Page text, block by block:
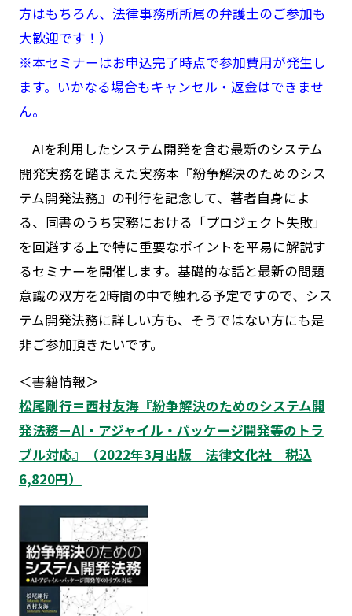
方はもちろん、法律事務所所属の弁護士のご参加も
大歓迎です！）
※本セミナーはお申込完了時点で参加費用が発生し
ます。いかなる場合もキャンセル・返金はできませ
ん。
AIを利用したシステム開発を含む最新のシステム
開発実務を踏まえた実務本『紛争解決のためのシス
テム開発法務』の刊行を記念して、著者自身によ
る、同書のうち実務における「プロジェクト失敗」
を回避する上で特に重要なポイントを平易に解説す
るセミナーを開催します。基礎的な話と最新の問題
意識の双方を2時間の中で触れる予定ですので、シス
テム開発法務に詳しい方も、そうではない方にも是
非ご参加頂きたいです。
＜書籍情報＞
松尾剛行＝西村友海『紛争解決のためのシステム開
発法務－AI・アジャイル・パッケージ開発等のトラ
ブル対応』（2022年3月出版 法律文化社 税込
6,820円）